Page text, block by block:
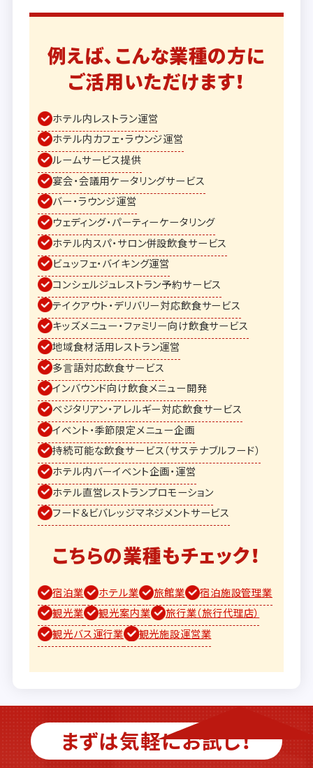
例えば、こんな業種の方に
ご活用いただけます！
ホテル内レストラン運営
ホテル内カフェ・ラウンジ運営
ルームサービス提供
宴会・会議用ケータリングサービス
バー・ラウンジ運営
ウェディング・パーティーケータリング
ホテル内スパ・サロン併設飲食サービス
ビュッフェ・バイキング運営
コンシェルジュレストラン予約サービス
テイクアウト・デリバリー対応飲食サービス
キッズメニュー・ファミリー向け飲食サービス
地域食材活用レストラン運営
多言語対応飲食サービス
インバウンド向け飲食メニュー開発
ベジタリアン・アレルギー対応飲食サービス
イベント・季節限定メニュー企画
持続可能な飲食サービス（サステナブルフード）
ホテル内バーイベント企画・運営
ホテル直営レストランプロモーション
フード＆ビバレッジマネジメントサービス
こちらの業種もチェック！
宿泊業 ホテル業 旅館業
宿泊施設管理業
観光業
観光案内業
旅行業（旅行代理店）
観光バス運行業
観光施設運営業
まずは気軽にお試し！